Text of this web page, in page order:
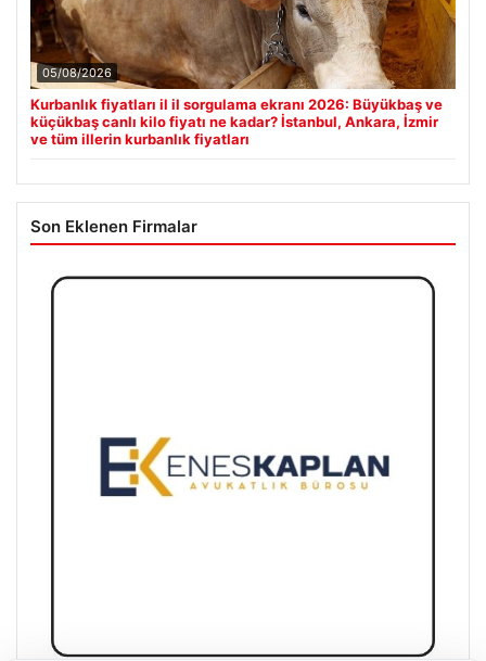
05/08/2026
Kurbanlık fiyatları il il sorgulama ekranı 2026: Büyükbaş ve
küçükbaş canlı kilo fiyatı ne kadar? İstanbul, Ankara, İzmir
ve tüm illerin kurbanlık fiyatları
Son Eklenen Firmalar